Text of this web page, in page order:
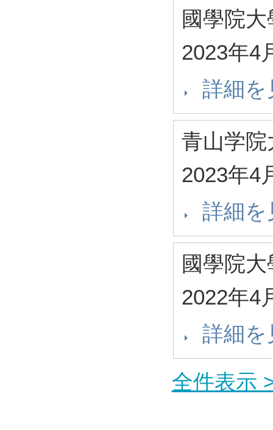
國學院
2023年4
詳細を
青山学
2023年4
詳細を
國學院
2022年4
詳細を
全件表示